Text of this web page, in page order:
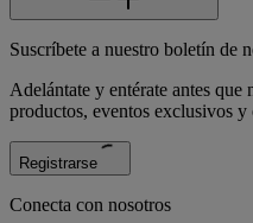
Suscríbete a nuestro boletín de
Adelántate y entérate antes que
productos, eventos exclusivos y
Registrarse
Conecta con nosotros